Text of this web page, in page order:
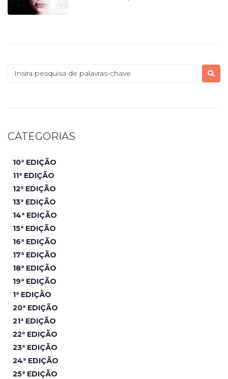
CATEGORIAS
10ª EDIÇÃO
11ª EDIÇÃO
12ª EDIÇÃO
13ª EDIÇÃO
14ª EDIÇÃO
15ª EDIÇÃO
16ª EDIÇÃO
17ª EDIÇÃO
18ª EDIÇÃO
19ª EDIÇÃO
1ª EDIÇÃO
20ª EDIÇÃO
21ª EDIÇÃO
22ª EDIÇÃO
23ª EDIÇÃO
24ª EDIÇÃO
25ª EDIÇÃO